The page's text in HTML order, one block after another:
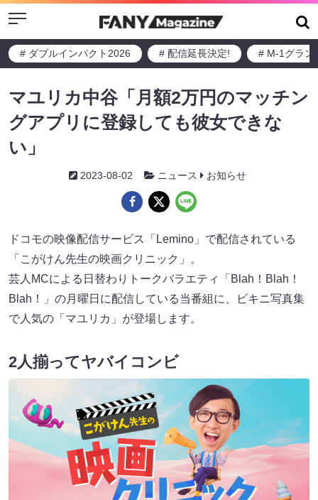
Menu
# ダブルインパクト2026 # 配信延長決定! # M-1グラン
マユリカ中谷「月額2万円のマッチン
グアプリに登録しても彼女できな
い」
2023-08-02 ニュース お知らせ
ドコモの映像配信サービス「Lemino」で配信されている
「こがけん先生の映画クリニック」。
芸人MCによる日替わりトークバラエティ「Blah！Blah！
Blah！」の月曜日に配信している当番組に、ビキニ写真集
で人気の「マユリカ」が登場します。
2人揃ってヤバイコンビ